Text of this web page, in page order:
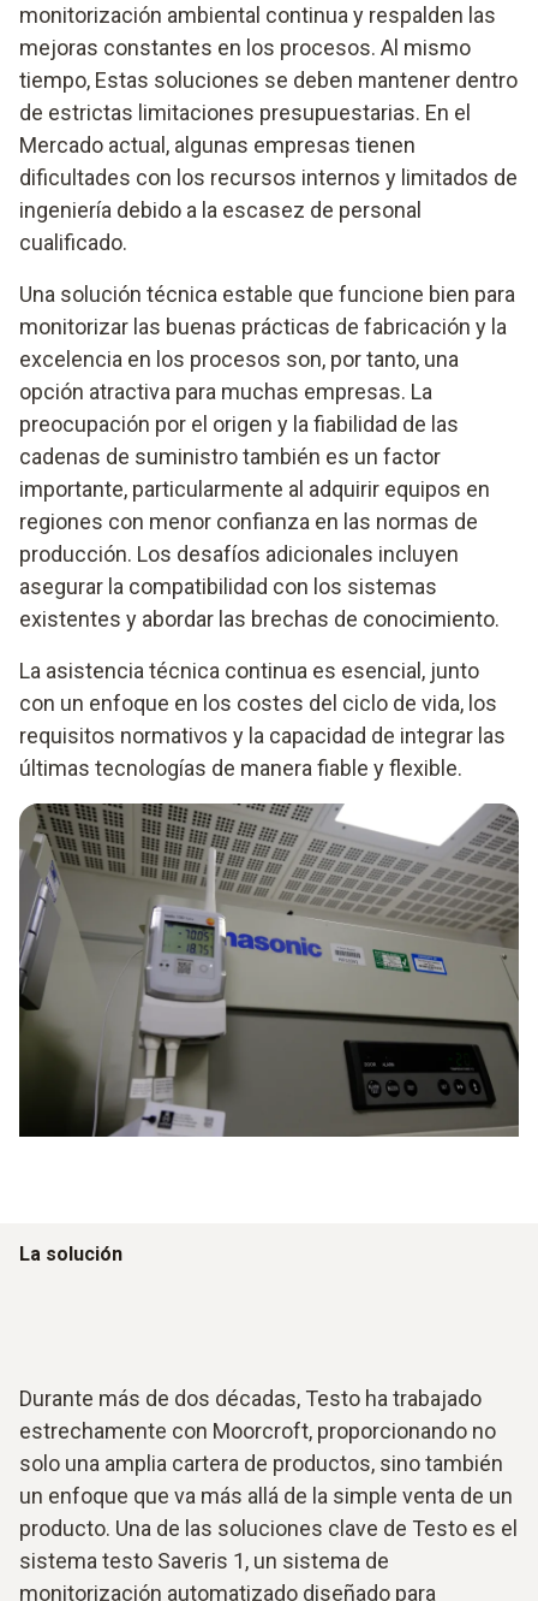
monitorización ambiental continua y respalden las
mejoras constantes en los procesos. Al mismo
tiempo, Estas soluciones se deben mantener dentro
de estrictas limitaciones presupuestarias. En el
Mercado actual, algunas empresas tienen
dificultades con los recursos internos y limitados de
ingeniería debido a la escasez de personal
cualificado.
Una solución técnica estable que funcione bien para
monitorizar las buenas prácticas de fabricación y la
excelencia en los procesos son, por tanto, una
opción atractiva para muchas empresas. La
preocupación por el origen y la fiabilidad de las
cadenas de suministro también es un factor
importante, particularmente al adquirir equipos en
regiones con menor confianza en las normas de
producción. Los desafíos adicionales incluyen
asegurar la compatibilidad con los sistemas
existentes y abordar las brechas de conocimiento.
La asistencia técnica continua es esencial, junto
con un enfoque en los costes del ciclo de vida, los
requisitos normativos y la capacidad de integrar las
últimas tecnologías de manera fiable y flexible.
La solución
Durante más de dos décadas, Testo ha trabajado
estrechamente con Moorcroft, proporcionando no
solo una amplia cartera de productos, sino también
un enfoque que va más allá de la simple venta de un
producto. Una de las soluciones clave de Testo es el
sistema testo Saveris 1, un sistema de
monitorización automatizado diseñado para